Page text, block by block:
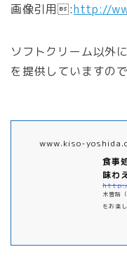
画像引用:http://
ソフトクリーム以外
を提供していますの
www.kiso-
食事
味わ
木曽路
をお楽